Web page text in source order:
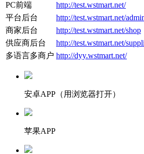
PC前端
http://test.wstmart.net/
平台后台
http://test.wstmart.net/
商家后台
http://test.wstmart.net/shop
供应商后台
http://test.wstmart.net/
多语言多商户 http://dyy.wstmart.net/
安卓APP（用浏览器打开）
苹果APP